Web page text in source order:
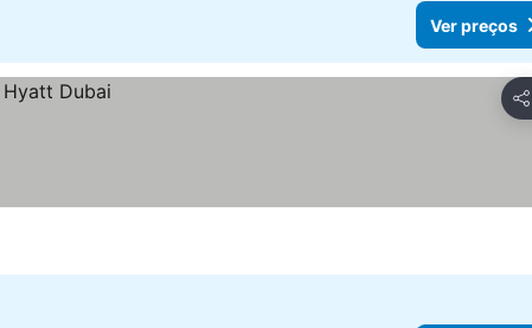
Ver preços